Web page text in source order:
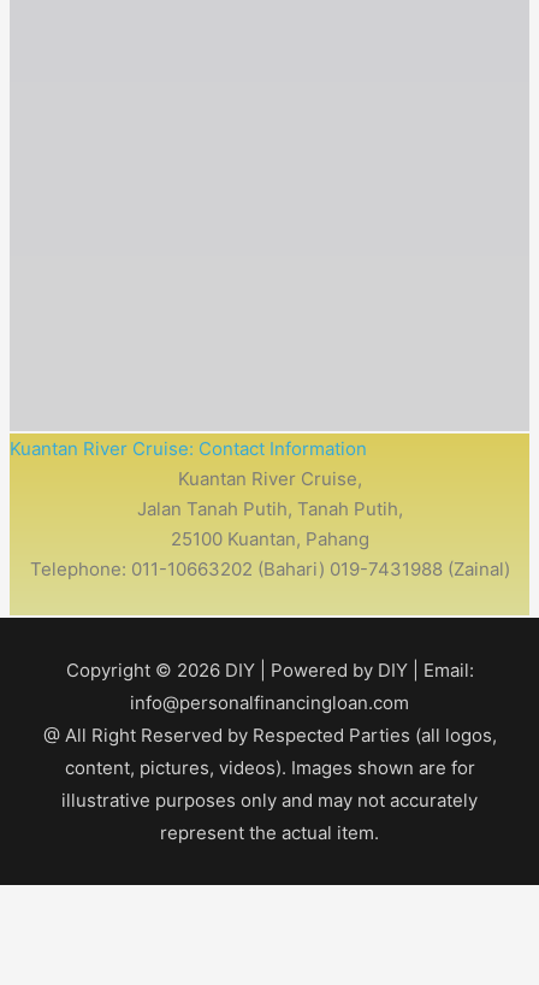
Kuantan River Cruise: Contact Information
Kuantan River Cruise,
Jalan Tanah Putih, Tanah Putih,
25100 Kuantan, Pahang
Telephone: 011-10663202 (Bahari) 019-7431988 (Zainal)
Copyright © 2026 DIY| Powered by DIY| Email:
info@personalfinancingloan.com
@ All Right Reserved by Respected Parties (all logos,
content, pictures, videos). Images shown are for
illustrative purposes only and may not accurately
represent the actual item.